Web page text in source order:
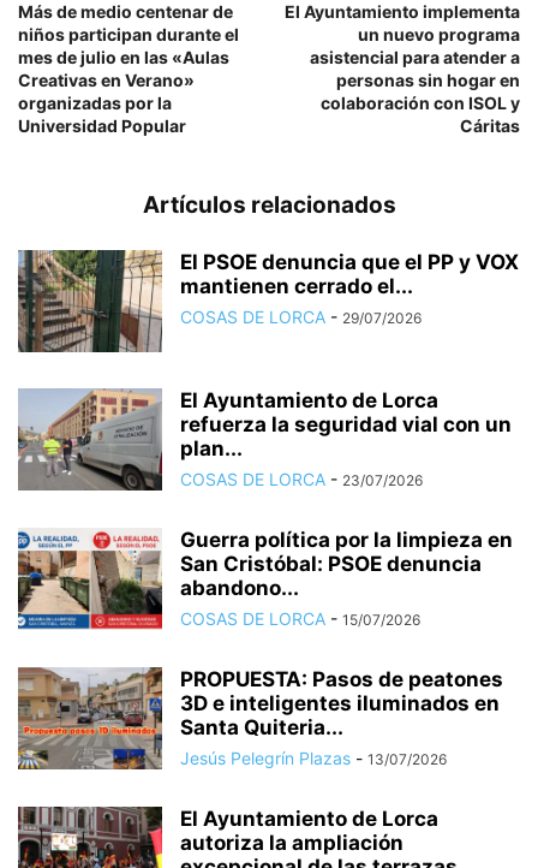
Más de medio centenar de
niños participan durante el
mes de julio en las «Aulas
Creativas en Verano»
organizadas por la
Universidad Popular
El Ayuntamiento implementa
un nuevo programa
asistencial para atender a
personas sin hogar en
colaboración con ISOL y
Cáritas
Artículos relacionados
El PSOE denuncia que el PP y VOX
mantienen cerrado el...
COSAS DE LORCA - 29/07/2026
El Ayuntamiento de Lorca
refuerza la seguridad vial con un
plan...
COSAS DE LORCA - 23/07/2026
Guerra política por la limpieza en
San Cristóbal: PSOE denuncia
abandono...
COSAS DE LORCA - 15/07/2026
PROPUESTA: Pasos de peatones
3D e inteligentes iluminados en
Santa Quiteria...
Jesús Pelegrín Plazas - 13/07/2026
El Ayuntamiento de Lorca
autoriza la ampliación